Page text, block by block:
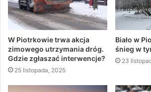
W Piotrkowie trwa akcja
zimowego utrzymania dróg.
Gdzie zgłaszać interwencje?
25 listopada, 2025
Biało w
śnieg w
23